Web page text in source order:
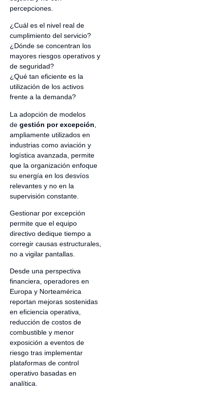
percepciones.
¿Cuál es el nivel real de
cumplimiento del servicio?
¿Dónde se concentran los
mayores riesgos operativos y
de seguridad?
¿Qué tan eficiente es la
utilización de los activos
frente a la demanda?
La adopción de modelos
de gestión por excepción
ampliamente utilizados en
industrias como aviación y
logística avanzada, permite
que la organización enfoque
su energía en los desvíos
relevantes y no en la
supervisión constante.
Gestionar por excepción
permite que el equipo
directivo dedique tiempo a
corregir causas estructurales,
no a vigilar pantallas.
Desde una perspectiva
financiera, operadores en
Europa y Norteamérica
reportan mejoras sostenidas
en eficiencia operativa,
reducción de costos de
combustible y menor
exposición a eventos de
riesgo tras implementar
plataformas de control
operativo basadas en
analítica.